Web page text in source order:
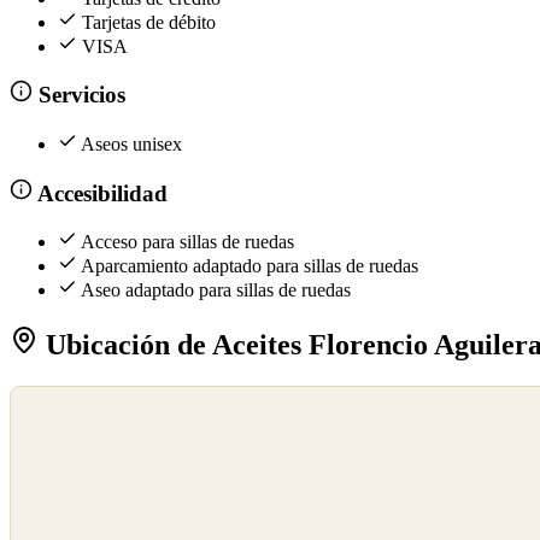
Tarjetas de débito
VISA
Servicios
Aseos unisex
Accesibilidad
Acceso para sillas de ruedas
Aparcamiento adaptado para sillas de ruedas
Aseo adaptado para sillas de ruedas
Ubicación de Aceites Florencio